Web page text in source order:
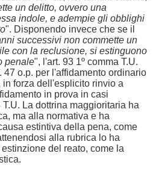
un delitto, ovvero una
indole, e adempie gli obblighi
". Disponendo invece che se il
successivi non commette un
con la reclusione, si estinguono
penale", l'art. 93 1º comma T.U.
o.p. per l'affidamento ordinario
forza dell'esplicito rinvio a
in prova in casi
La dottrina maggioritaria ha
ma alla normativa e ha
estintiva della pena, come
alla rubrica lo ha
del reato, come la